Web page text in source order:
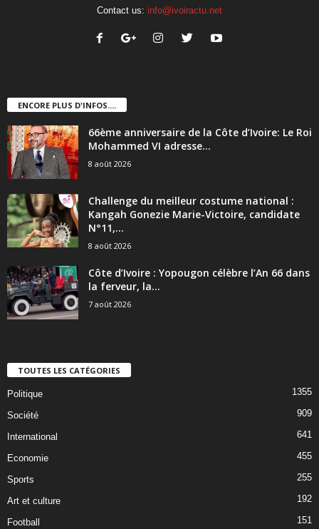
Contact us: info@ivoiractu.net
ENCORE PLUS D'INFOS....
66ème anniversaire de la Côte d’Ivoire: Le Roi
Mohammed VI adresse...
8 août 2026
Challenge du meilleur costume national :
Kangah Gonezie Marie-Victoire, candidate
N°11,...
8 août 2026
Côte d’Ivoire : Yopougon célèbre l’An 66 dans
la ferveur, la...
7 août 2026
TOUTES LES CATÉGORIES
Politique 1355
Société 909
International 641
Economie 455
Sports 255
Art et culture 192
Football 151